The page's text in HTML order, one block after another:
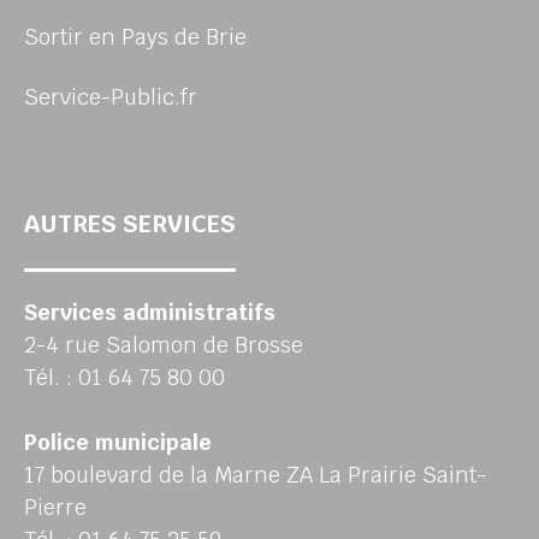
Sortir en Pays de Brie
Service-Public.fr
AUTRES SERVICES
Services administratifs
2-4 rue Salomon de Brosse
Tél. : 01 64 75 80 00
Police municipale
17 boulevard de la Marne ZA La Prairie Saint-
Pierre